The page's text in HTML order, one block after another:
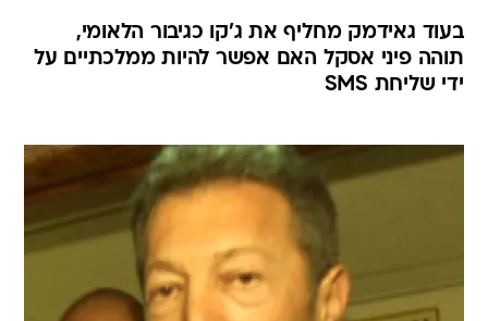
בעוד גאידמק מחליף את ג'קו כגיבור הלאומי,
תוהה פיני אסקל האם אפשר להיות ממלכתיים על
ידי שליחת SMS